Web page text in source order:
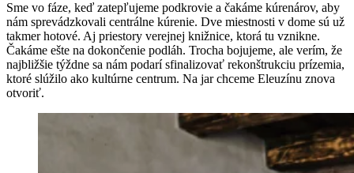
Sme vo fáze, keď zatepľujeme podkrovie a čakáme kúrenárov, aby
nám sprevádzkovali centrálne kúrenie. Dve miestnosti v dome sú už
takmer hotové. Aj priestory verejnej knižnice, ktorá tu vznikne.
Čakáme ešte na dokončenie podláh. Trocha bojujeme, ale verím, že
najbližšie týždne sa nám podarí sfinalizovať rekonštrukciu prízemia,
ktoré slúžilo ako kultúrne centrum. Na jar chceme Eleuzínu znova
otvoriť.